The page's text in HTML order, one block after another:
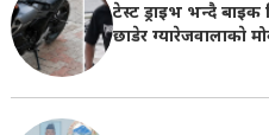
टेस्ट ड्राइभ भन्दै बाइक
छाडेर ग्यारेजवालाकाे